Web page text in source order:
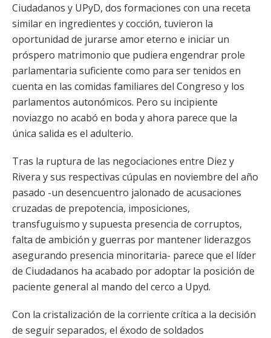
Ciudadanos y UPyD, dos formaciones con una receta
similar en ingredientes y cocción, tuvieron la
oportunidad de jurarse amor eterno e iniciar un
próspero matrimonio que pudiera engendrar prole
parlamentaria suficiente como para ser tenidos en
cuenta en las comidas familiares del Congreso y los
parlamentos autonómicos. Pero su incipiente
noviazgo no acabó en boda y ahora parece que la
única salida es el adulterio.
Tras la ruptura de las negociaciones entre Diez y
Rivera y sus respectivas cúpulas en noviembre del año
pasado -un desencuentro jalonado de acusaciones
cruzadas de prepotencia, imposiciones,
transfuguismo y supuesta presencia de corruptos,
falta de ambición y guerras por mantener liderazgos
asegurando presencia minoritaria- parece que el líder
de Ciudadanos ha acabado por adoptar la posición de
paciente general al mando del cerco a Upyd.
Con la cristalización de la corriente crítica a la decisión
de seguir separados, el éxodo de soldados